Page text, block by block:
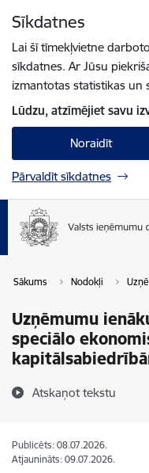
Sīkdatnes
Lai šī tīmekļvietne
sīkdatnes. Ar Jūsu
izmantotas statistikas un
Lūdzu, atzīmējiet savu
Noraidīt
Pārvaldīt sīkdatnes
Sākums Nodokļi
Uzņēmumu
speciālo
Atskaņot tekstu
Publicēts: 08.07.2026.
Atjaunināts: 09.07.2026.